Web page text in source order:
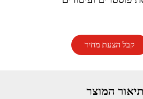
קבל הצעת מחיר
תיאור המוצר